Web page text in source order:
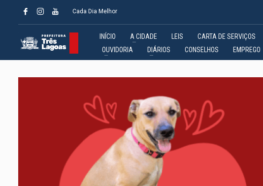
Cada Dia Melhor
INÍCIO A CIDADE LEIS CARTA DE SERVIÇOS
OUVIDORIA
DIÁRIOS CONSELHOS EMPREGO